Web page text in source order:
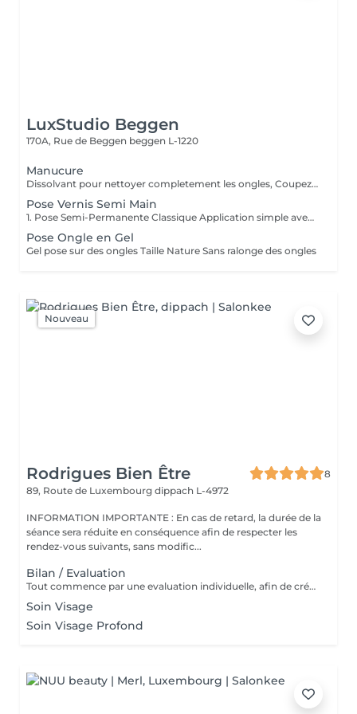
LuxStudio Beggen
170A, Rue de Beggen beggen L-1220
Manucure
Dissolvant pour nettoyer completement les ongles, Coupez et Modelez les ongles avec une lime, Mouillez les mains quelques minutes pour ramollir les cuticules, Pousses les Cuticules avec batone pour repousser doucement vers l'arrière et coupez les excès, Hydratez les Mains avec crème et les cuticules pour maintenir la peau douce, Appliquez une base transparent pour protéger les ongles. Attendez suffisamment de tempos pour sèche.
Pose Vernis Semi Main
1. Pose Semi-Permanente Classique Application simple avec une fine couche de base. Idéale pour celles qui souhaitent de la couleur, de la brillance et un léger renfort. Tenue moyenne 2 semaines. 2. Pose Semi + Renfort Combinaison d'une base classique avec une couche de renfort. Offre une meilleure résistance que le semi-permanent classique, parfaite pour les ongles naturels. Moyenne Tenue de 2 à 3 semaines. 3. Pose Semi + Fiber Ultra Base classique combinée à un gel enrichi en fibres, idéale pour les ongles fragiles ou nécessitant un renforcement supplémentaire. Tenue Moyenne 3 à 4 semaines.
Pose Ongle en Gel
Gel pose sur des ongles Taille Nature Sans ralonge des ongles
Nouveau
Rodrigues Bien Être
8
89, Route de Luxembourg dippach L-4972
INFORMATION IMPORTANTE : En cas de retard, la durée de la
séance sera réduite en conséquence afin de respecter les
rendez-vous suivants, sans modific...
Bilan / Evaluation
Tout commence par une evaluation individuelle, afin de créer un accompagnement unique axé sur le confort, l'estimede soi et la qualité de vie.
Soin Visage
Soin Visage Profond